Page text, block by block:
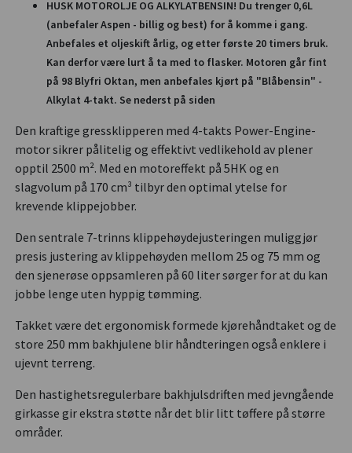
HUSK MOTOROLJE OG ALKYLATBENSIN! Du trenger 0,6L
(anbefaler Aspen - billig og best) for å komme i gang.
Anbefales et oljeskift årlig, og etter første 20 timers bruk.
Kan derfor være lurt å ta med to flasker. Motoren går fint
på 98 Blyfri Oktan, men anbefales kjørt på "Blåbensin" -
Alkylat 4-takt. Se nederst på siden
Den kraftige gressklipperen med 4-takts Power-Engine-
motor sikrer pålitelig og effektivt vedlikehold av plener
opptil 2500 m². Med en motoreffekt på 5HK og en
slagvolum på 170 cm³ tilbyr den optimal ytelse for
krevende klippejobber.
Den sentrale 7-trinns klippehøydejusteringen muliggjør
presis justering av klippehøyden mellom 25 og 75 mm og
den sjenerøse oppsamleren på 60 liter sørger for at du kan
jobbe lenge uten hyppig tømming.
Takket være det ergonomisk formede kjørehåndtaket og de
store 250 mm bakhjulene blir håndteringen også enklere i
ujevnt terreng.
Den hastighetsregulerbare bakhjulsdriften med jevngående
girkasse gir ekstra støtte når det blir litt tøffere på større
områder.